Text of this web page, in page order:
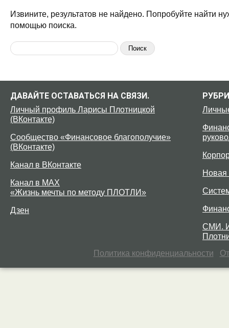
Извините, результатов не найдено. Попробуйте найти
помощью поиска.
Найти:
ДАВАЙТЕ ОСТАВАТЬСЯ НА СВЯЗИ.
Личный профиль Ларисы Плотницкой
(ВКонтакте)
Сообщество «Финансовое благополучие»
(ВКонтакте)
Канал в ВКонтакте
Канал в MAX
«Жизнь мечты по методу ПЛОТЛИ»
Дзен
Новая
СМИ.
Политика конфиденциальности